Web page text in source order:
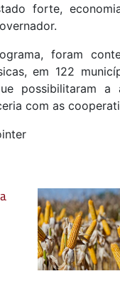
forte,
foram
em 122
possibilitaram a
com as